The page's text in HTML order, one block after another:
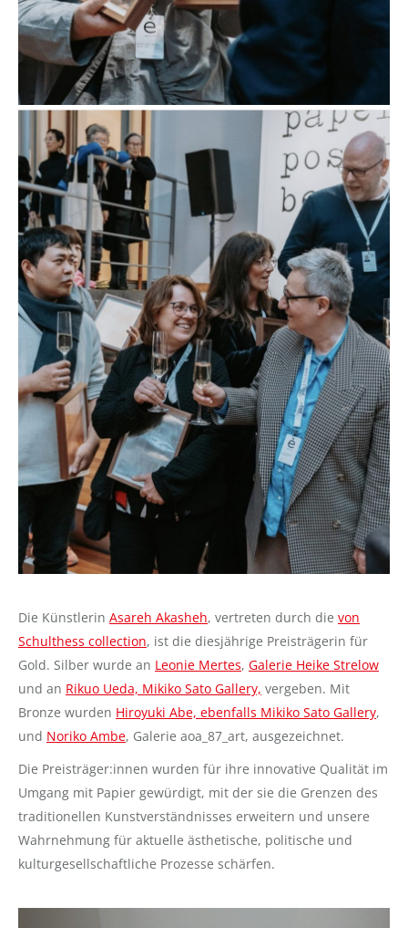
Die Künstlerin Asareh Akasheh, vertreten durch die von
Schulthess collection, ist die diesjährige Preisträgerin für
Gold. Silber wurde an Leonie Mertes, Galerie Heike Strelow
und an Rikuo Ueda, Mikiko Sato Gallery, vergeben. Mit
Bronze wurden Hiroyuki Abe, ebenfalls Mikiko Sato Gallery,
und Noriko Ambe, Galerie aoa_87_art, ausgezeichnet.
Die Preisträger:innen wurden für ihre innovative Qualität im
Umgang mit Papier gewürdigt, mit der sie die Grenzen des
traditionellen Kunstverständnisses erweitern und unsere
Wahrnehmung für aktuelle ästhetische, politische und
kulturgesellschaftliche Prozesse schärfen.